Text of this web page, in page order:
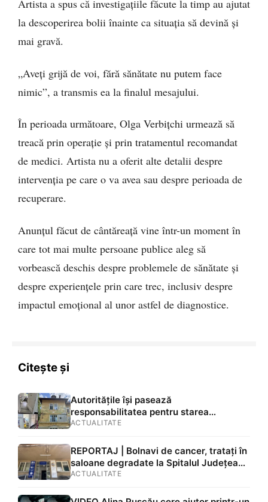
Artista a spus că investigațiile făcute la timp au ajutat
la descoperirea bolii înainte ca situația să devină și
mai gravă.
„Aveți grijă de voi, fără sănătate nu putem face
nimic”, a transmis ea la finalul mesajului.
În perioada următoare, Olga Verbițchi urmează să
treacă prin operație și prin tratamentul recomandat
de medici. Artista nu a oferit alte detalii despre
intervenția pe care o va avea sau despre perioada de
recuperare.
Anunțul făcut de cântăreață vine într-un moment în
care tot mai multe persoane publice aleg să
vorbească deschis despre problemele de sănătate și
despre experiențele prin care trec, inclusiv despre
impactul emoțional al unor astfel de diagnostice.
Citește și
Autoritățile își pasează
responsabilitatea pentru starea
Spitalului Județean de Urgență Brașov.
directorului: „Mă întrebați pe mine de ce
nu s-au renovat în ultimii 36 de ani?”
ACTUALITATE
REPORTAJ | Bolnavi de cancer, tratați în
saloane degradate la Spitalul Județean
Brașov. Mucegai, rugină și mizerie în mai
tavanul în cap” FOTO/VIDEO
ACTUALITATE